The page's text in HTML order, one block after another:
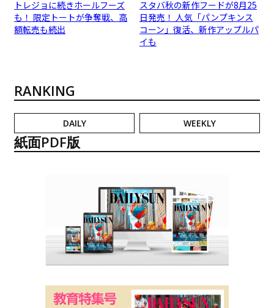
トレジョに続きホールフーズ
も！ 限定トートが争奪戦、高
額転売も続出
スタバ秋の新作フードが8月25
日発売！ 人気「パンプキンス
コーン」復活、新作アップルパ
イも
RANKING
DAILY WEEKLY
紙面PDF版